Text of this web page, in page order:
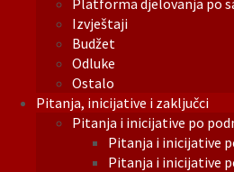
Platforma djelovanja po
Izvještaji
Budžet
Odluke
Ostalo
Pitanja, inicijative i zaključci
Pitanja i inicijative po
Pitanja i inicijative
Pitanja i inicijative